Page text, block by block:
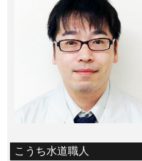
こうち水道職人